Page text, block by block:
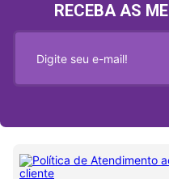
RECEBA AS